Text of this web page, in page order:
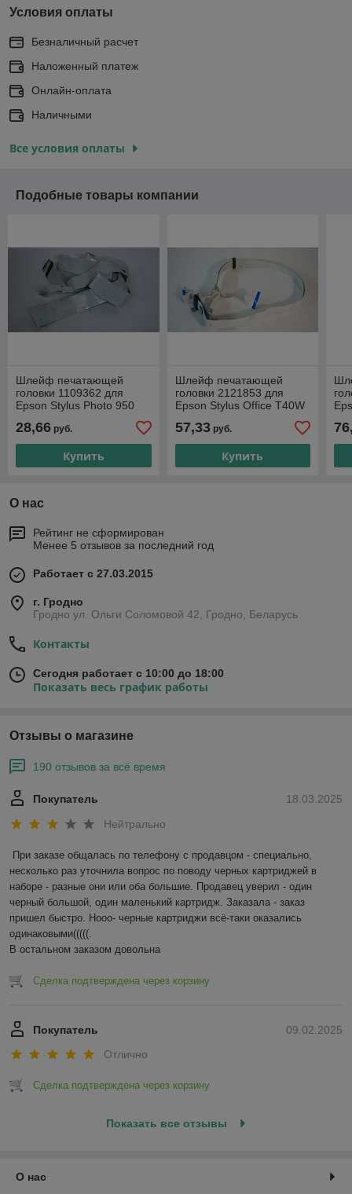
Условия оплаты
Безналичный расчет
Наложенный платеж
Онлайн-оплата
Наличными
Все условия оплаты
Подобные товары компании
Шлейф печатающей
головки 1109362 для
Epson Stylus Photo 950
28,66 руб.
Купить
Шлейф печатающей
головки 2121853 для
Epson Stylus Office T40W
57,33руб.
Купить
О нас
Рейтинг не сформирован
Менее 5 отзывов за последний год
Работает с 27.03.2015
г. Гродно
Гродно ул. Ольги Соломовой 42, Гродно, Беларусь
Контакты
Сегодня работает с 10:00 до 18:00
Показать весь график работы
Отзывы о магазине
190 отзывов за всё время
18.03.2025
Покупатель
Нейтрально
При заказе общалась по телефону с продавцом - специально,
несколько раз уточнила вопрос по поводу черных картриджей в
наборе - разные они или оба большие. Продавец уверил - один
черный большой, один маленький картридж. Заказала - заказ
пришел быстро. Нооо- черные картриджи всё-таки оказались
одинаковыми(((((.
В остальном заказом довольна
Сделка подтверждена через корзину
09.02.2025
Покупатель
Отлично
Сделка подтверждена через корзину
Показать все отзывы
О нас